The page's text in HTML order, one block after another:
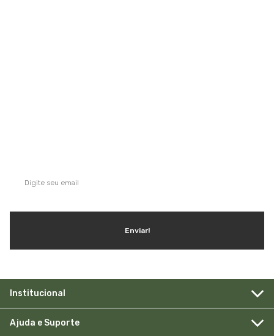
Enviar!
Institucional
Ajuda e Suporte